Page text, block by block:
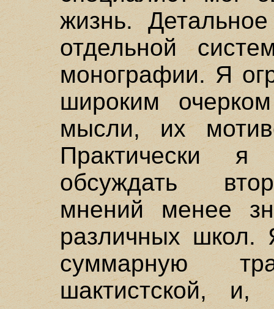
жизнь.
отдельной
монографии. Я
широким
мысли, их
Практически
обсуждать
мнений менее
различных
суммарную
шактистской, и,